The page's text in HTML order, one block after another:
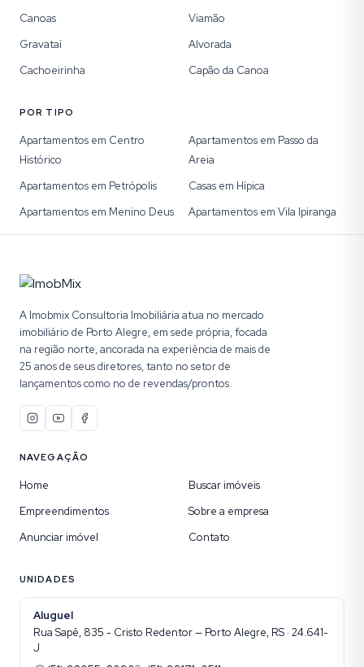
Canoas
Viamão
Gravataí
Alvorada
Cachoeirinha
Capão da Canoa
POR TIPO
Apartamentos em Centro
Histórico
Apartamentos em Passo da
Areia
Apartamentos em Petrópolis
Casas em Hípica
Apartamentos em Menino Deus
Apartamentos em Vila Ipiranga
A Imobmix Consultoria Imobiliária atua no mercado
imobiliário de Porto Alegre, em sede própria, focada
na região norte, ancorada na experiência de mais de
25 anos de seus diretores, tanto no setor de
lançamentos como no de revendas/prontos.
NAVEGAÇÃO
Home
Buscar imóveis
Empreendimentos
Sobre a empresa
Anunciar imóvel
Contato
UNIDADES
Aluguel
Rua Sapê, 835 - Cristo Redentor — Porto Alegre, RS · 24.641-
J